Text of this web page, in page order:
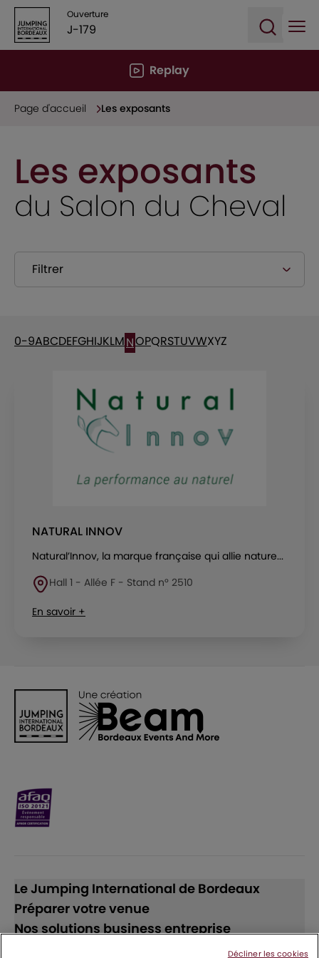
Ouverture
J-179
Replay
Page d'accueil Les exposants
Les exposants
du Salon du Cheval
Filtrer
0-9ABCDEFGHIJKLMNOPQRSTUVWXYZ
NATURAL INNOV
Natural’Innov, la marque française qui allie nature...
Hall 1 - Allée F - Stand n° 2510
En savoir +
Le Jumping International de Bordeaux
Préparer votre venue
Nos solutions business entreprise
Décliner les cookies